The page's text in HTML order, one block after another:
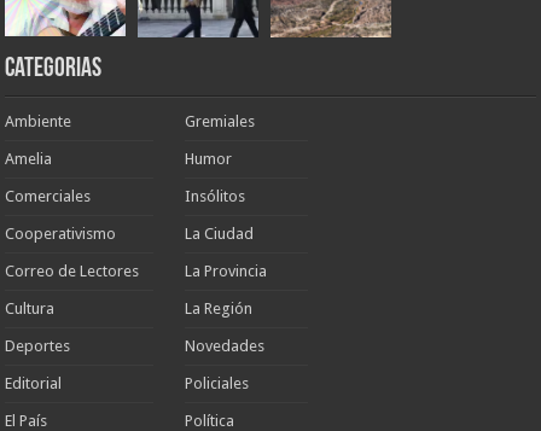
Categorias
Ambiente
Amelia
Comerciales
Cooperativismo
Correo de Lectores
Cultura
Deportes
Editorial
El País
Gremiales
Humor
Insólitos
La Ciudad
La Provincia
La Región
Novedades
Policiales
Política